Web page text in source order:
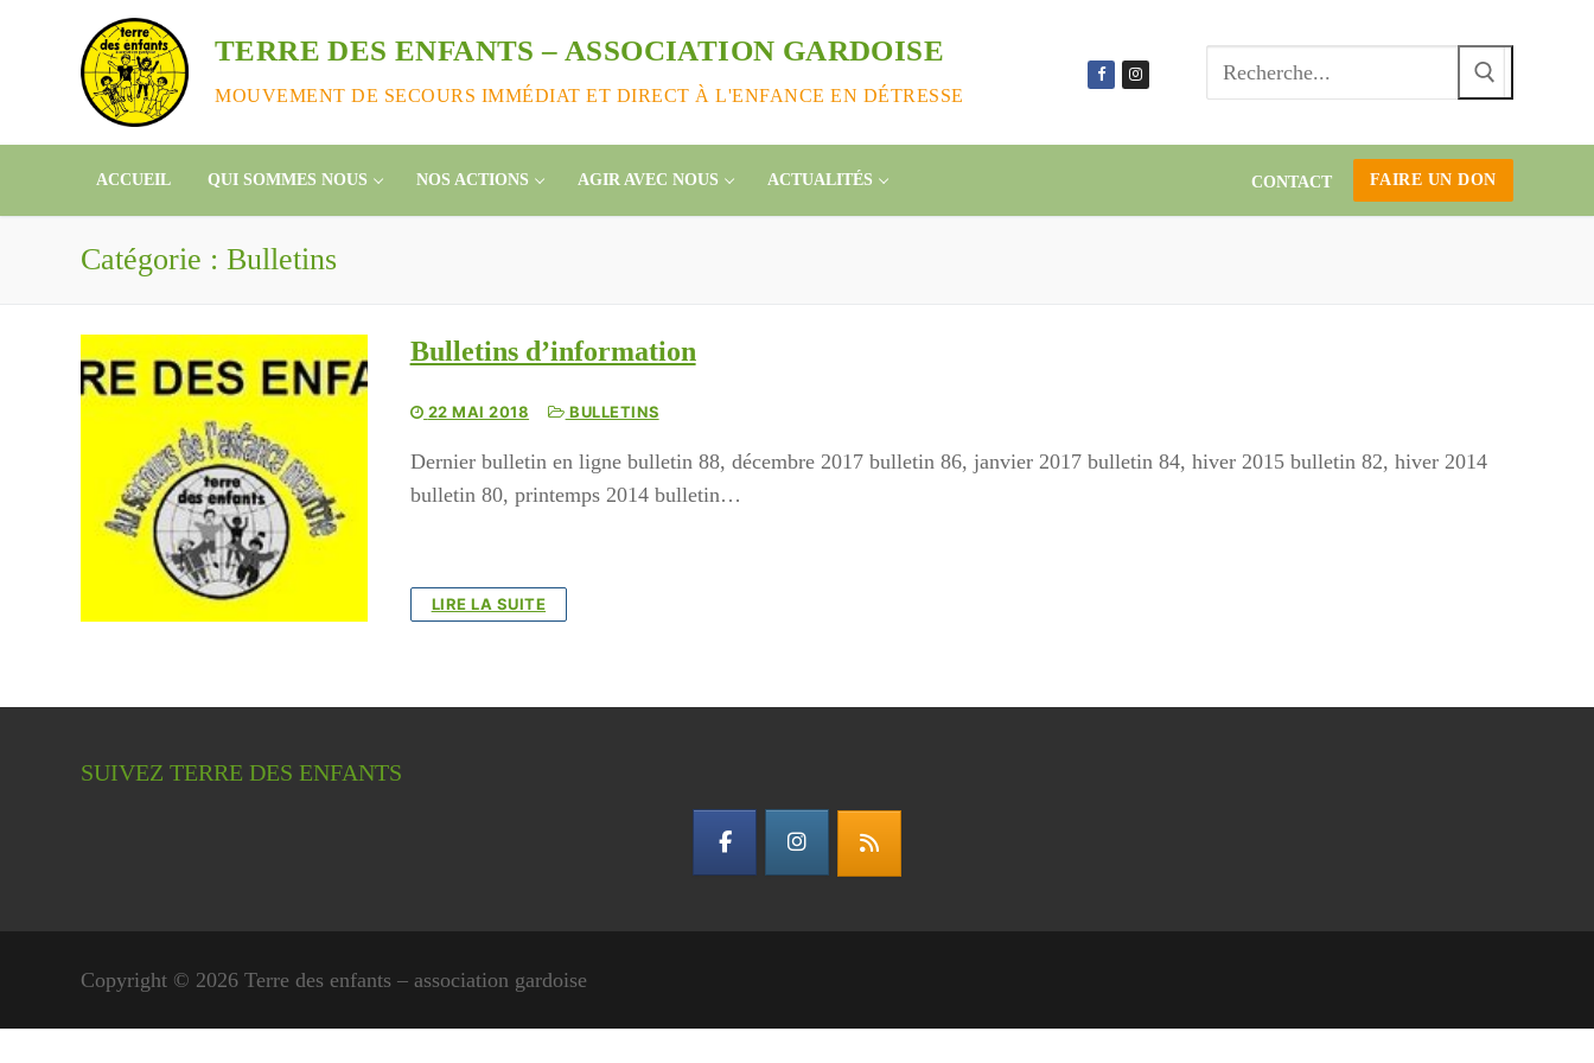
contenu
TERRE DES ENFANTS – ASSOCIATION GARDOISE
MOUVEMENT DE SECOURS IMMÉDIAT ET DIRECT À L'ENFANCE EN DÉTRESSE
ACCUEIL QUI SOMMES NOUS NOS ACTIONS AGIR AVEC NOUS ACTUALITÉS CONTACT FAIRE UN DON
Catégorie : Bulletins
Bulletins d’information
22 MAI 2018 BULLETINS
Dernier bulletin en ligne bulletin 88, décembre 2017 bulletin 86, janvier 2017 bulletin 84, hiver 2015 bulletin 82, hiver 2014
bulletin 80, printemps 2014 bulletin…
LIRE LA SUITE
SUIVEZ TERRE DES ENFANTS
Copyright © 2026 Terre des enfants – association gardoise